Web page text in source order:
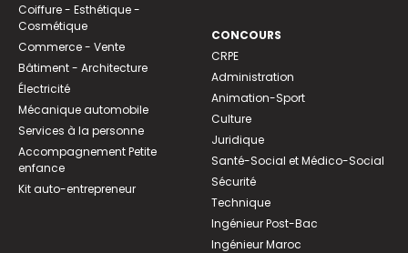
Coiffure - Esthétique -
Cosmétique
Commerce - Vente
Bâtiment - Architecture
Électricité
Mécanique automobile
Services à la personne
Accompagnement Petite
enfance
Kit auto-entrepreneur
CONCOURS
CRPE
Administration
Animation-Sport
Culture
Juridique
Santé-Social et Médico-Social
Sécurité
Technique
Ingénieur Post-Bac
Ingénieur Maroc